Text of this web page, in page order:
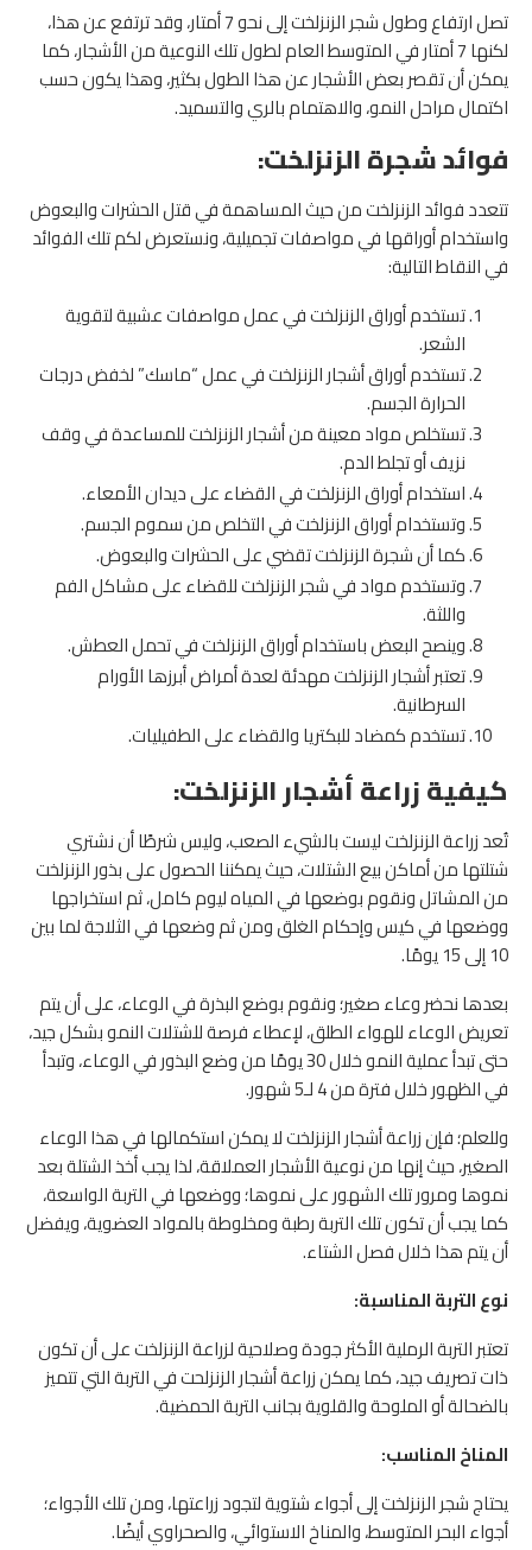
تصل ارتفاع وطول شجر الزنزلخت إلى نحو 7 أمتار، وقد ترتفع عن هذا،
لكنها 7 أمتار في المتوسط العام لطول تلك النوعية من الأشجار، كما
يمكن أن تقصر بعض الأشجار عن هذا الطول بكثير، وهذا يكون حسب
اكتمال مراحل النمو، والاهتمام بالري والتسميد.
فوائد شجرة الزنزلخت:
تتعدد فوائد الزنزلخت من حيث المساهمة في قتل الحشرات والبعوض
واستخدام أوراقها في مواصفات تجميلية، ونستعرض لكم تلك الفوائد
في النقاط التالية:
تستخدم أوراق الزنزلخت في عمل مواصفات عشبية لتقوية
الشعر.
تستخدم أوراق أشجار الزنزلخت في عمل “ماسك” لخفض درجات
الحرارة الجسم.
تستخلص مواد معينة من أشجار الزنزلخت للمساعدة في وقف
نزيف أو تجلط الدم.
استخدام أوراق الزنزلخت في القضاء على ديدان الأمعاء.
وتستخدام أوراق الزنزلخت في التخلص من سموم الجسم.
كما أن شجرة الزنزلخت تقضي على الحشرات والبعوض.
وتستخدم مواد في شجر الزنزلخت للقضاء على مشاكل الفم
واللثة.
وينصح البعض باستخدام أوراق الزنزلخت في تحمل العطش.
تعتبر أشجار الزنزلخت مهدئة لعدة أمراض أبرزها الأورام
السرطانية.
تستخدم كمضاد للبكتريا والقضاء على الطفيليات.
كيفية زراعة أشجار الزنزلخت:
تُعد زراعة الزنزلخت ليست بالشيء الصعب، وليس شرطًا أن نشتري
شتلتها من أماكن بيع الشتلات، حيث يمكننا الحصول على بذور الزنزلخت
من المشاتل ونقوم بوضعها في المياه ليوم كامل، ثم استخراجها
ووضعها في كيس وإحكام الغلق ومن ثم وضعها في الثلاجة لما بين
10 إلى 15 يومًا.
بعدها نحضر وعاء صغير؛ ونقوم بوضع البذرة في الوعاء، على أن يتم
تعريض الوعاء للهواء الطلق، لإعطاء فرصة للشتلات النمو بشكل جيد،
حتى تبدأ عملية النمو خلال 30 يومًا من وضع البذور في الوعاء، وتبدأ
في الظهور خلال فترة من 4 لـ5 شهور.
وللعلم؛ فإن زراعة أشجار الزنزلخت لا يمكن استكمالها في هذا الوعاء
الصغير، حيث إنها من نوعية الأشجار العملاقة، لذا يجب أخذ الشتلة بعد
نموها ومرور تلك الشهور على نموها؛ ووضعها في التربة الواسعة،
كما يجب أن تكون تلك التربة رطبة ومخلوطة بالمواد العضوية، ويفضل
أن يتم هذا خلال فصل الشتاء.
نوع التربة المناسبة:
تعتبر التربة الرملية الأكثر جودة وصلاحية لزراعة الزنزلخت على أن تكون
ذات تصريف جيد، كما يمكن زراعة أشجار الزنزلحت في التربة التي تتميز
بالضحالة أو الملوحة والقلوية بجانب التربة الحمضية.
المناخ المناسب:
يحتاج شجر الزنزلخت إلى أجواء شتوية لتجود زراعتها، ومن تلك الأجواء؛
أجواء البحر المتوسط، والمناخ الاستوائي، والصحراوي أيضًا.